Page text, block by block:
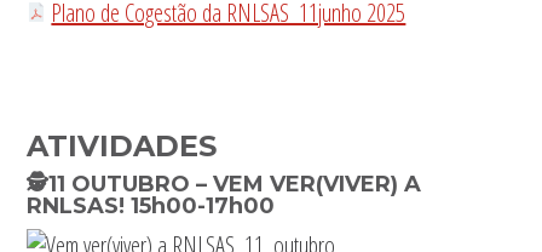
Plano de Cogestão da RNLSAS_11junho 2025
ATIVIDADES
🕵️11 OUTUBRO – VEM VER(VIVER) A
RNLSAS! 15h00-17h00